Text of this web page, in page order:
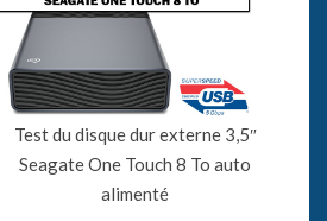
Test du disque dur externe 3,5″
Seagate One Touch 8 To auto
alimenté